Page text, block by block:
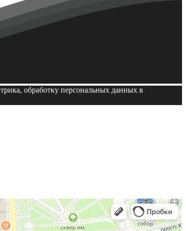
обработку персональных данных в